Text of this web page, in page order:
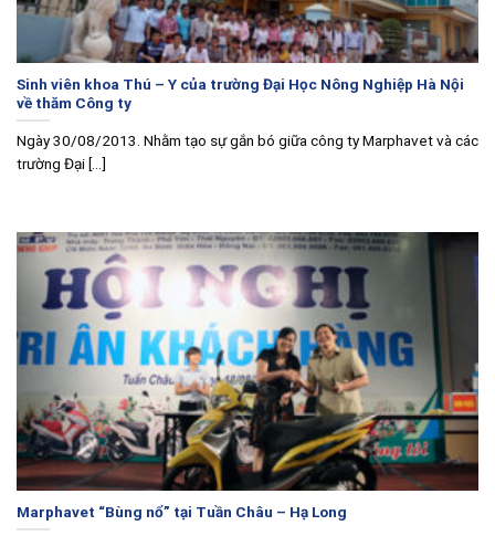
Sinh viên khoa Thú – Y của trường Đại Học Nông Nghiệp Hà Nội
về thăm Công ty
Ngày 30/08/2013. Nhằm tạo sự gắn bó giữa công ty Marphavet và các
trường Đại [...]
Marphavet “Bùng nổ” tại Tuần Châu – Hạ Long